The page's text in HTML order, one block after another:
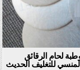
لحام الرقائق
للتغليف الحديث